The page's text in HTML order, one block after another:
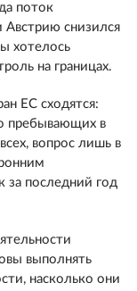
поток
Австрию снизился
хотелось
на границах.
ЕС сходятся:
пребывающих в
вопрос лишь в
за последний год
выполнять
насколько они